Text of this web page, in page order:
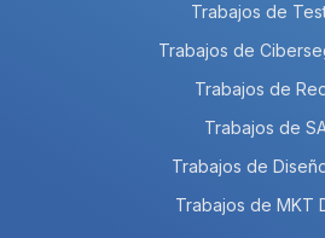
Trabajos de
Trabajos de
Trabajos de
Trabajos de
Trabajos de
Trabajos de MKT